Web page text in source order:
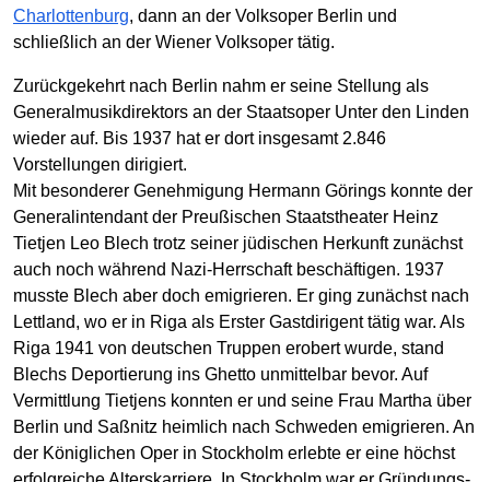
Charlottenburg, dann an der Volksoper Berlin und
schließlich an der Wiener Volksoper tätig.
Zurückgekehrt nach Berlin nahm er seine Stellung als
Generalmusikdirektors an der Staatsoper Unter den Linden
wieder auf. Bis 1937 hat er dort insgesamt 2.846
Vorstellungen dirigiert.
Mit besonderer Genehmigung Hermann Görings konnte der
Generalintendant der Preußischen Staatstheater Heinz
Tietjen Leo Blech trotz seiner jüdischen Herkunft zunächst
auch noch während Nazi-Herrschaft beschäftigen. 1937
musste Blech aber doch emigrieren. Er ging zunächst nach
Lettland, wo er in Riga als Erster Gastdirigent tätig war. Als
Riga 1941 von deutschen Truppen erobert wurde, stand
Blechs Deportierung ins Ghetto unmittelbar bevor. Auf
Vermittlung Tietjens konnten er und seine Frau Martha über
Berlin und Saßnitz heimlich nach Schweden emigrieren. An
der Königlichen Oper in Stockholm erlebte er eine höchst